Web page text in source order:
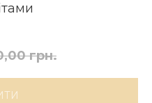
грн.